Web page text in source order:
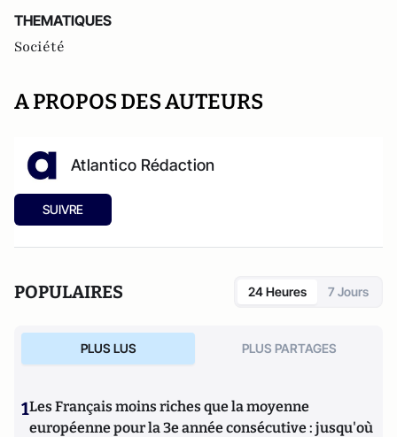
THEMATIQUES
Société
A PROPOS DES AUTEURS
Atlantico Rédaction
SUIVRE
POPULAIRES 24 Heures 7 Jours
PLUS LUS PLUS PARTAGES
1Les Français moins riches que la moyenne
européenne pour la 3e année consécutive : jusqu'où